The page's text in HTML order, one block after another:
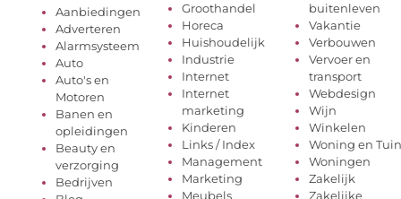
Aanbiedingen
Adverteren
Alarmsysteem
Auto
Auto's en
Motoren
Banen en
opleidingen
Beauty en
verzorging
Bedrijven
Groothandel
Horeca
Huishoudelijk
Industrie
Internet
Internet
marketing
Kinderen
Links / Index
Management
Marketing
Meubels
buitenleven
Vakantie
Verbouwen
Vervoer en
transport
Webdesign
Wijn
Winkelen
Woning en Tuin
Woningen
Zakelijk
Zakelijke